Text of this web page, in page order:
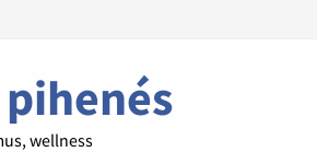
wellness